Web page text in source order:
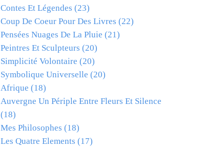
Contes Et Légendes (23)
Coup De Coeur Pour Des Livres (22)
Pensées Nuages De La Pluie (21)
Peintres Et Sculpteurs (20)
Simplicité Volontaire (20)
Symbolique Universelle (20)
Afrique (18)
Auvergne Un Périple Entre Fleurs Et Silence
(18)
Mes Philosophes (18)
Les Quatre Elements (17)